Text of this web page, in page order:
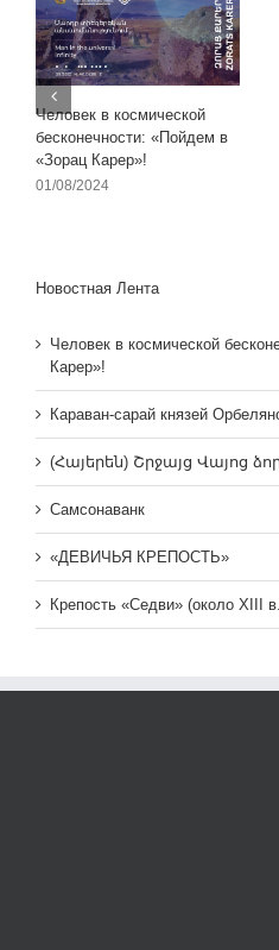
Человек в космической
бесконечности: «Пойдем в
«Зорац Карер»!
01/08/2024
Новостная Лента
Человек в космической
Карер»!
Караван-сарай князей
(Հայերեն) Շրջայց Վայոց
Самсонаванк
«ДЕВИЧЬЯ КРЕПОСТЬ»
Крепость «Седви» (около XIII